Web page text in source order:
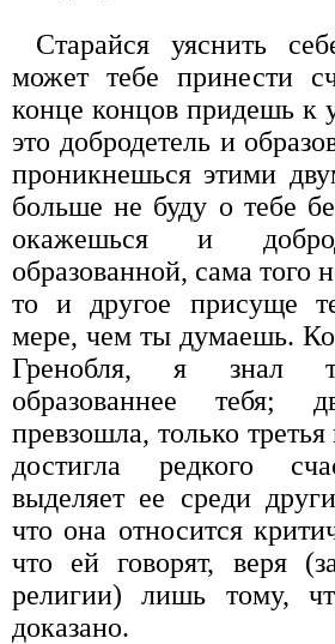
Старайся уяснить
может тебе принести
конце концов придешь к
это добродетель и
проникнешься этими
больше не буду о тебе
окажешься и
образованной, сама того
то и другое присуще
мере, чем ты думаешь.
Гренобля, я знал
образованнее
превзошла, только
достигла редкого
выделяет ее среди
что она относится
что ей говорят, веря
религии) лишь тому,
доказано.